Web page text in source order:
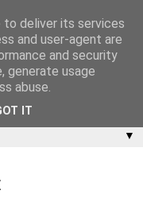
modelářů zabývající
1:87.
▼
to deliver its services
and user-agent are
and security
generate usage
abuse.
IT